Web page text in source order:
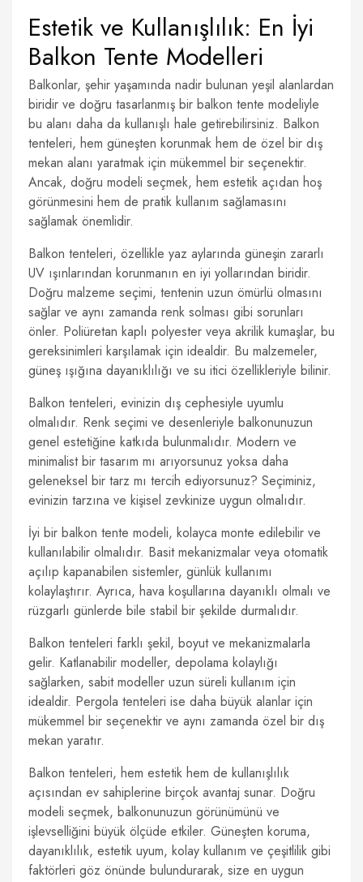
Estetik ve Kullanışlılık: En İyi
Balkon Tente Modelleri
Balkonlar, şehir yaşamında nadir bulunan yeşil alanlardan
biridir ve doğru tasarlanmış bir balkon tente modeliyle
bu alanı daha da kullanışlı hale getirebilirsiniz. Balkon
tenteleri, hem güneşten korunmak hem de özel bir dış
mekan alanı yaratmak için mükemmel bir seçenektir.
Ancak, doğru modeli seçmek, hem estetik açıdan hoş
görünmesini hem de pratik kullanım sağlamasını
sağlamak önemlidir.
Balkon tenteleri, özellikle yaz aylarında güneşin zararlı
UV ışınlarından korunmanın en iyi yollarından biridir.
Doğru malzeme seçimi, tentenin uzun ömürlü olmasını
sağlar ve aynı zamanda renk solması gibi sorunları
önler. Poliüretan kaplı polyester veya akrilik kumaşlar, bu
gereksinimleri karşılamak için idealdir. Bu malzemeler,
güneş ışığına dayanıklılığı ve su itici özellikleriyle bilinir.
Balkon tenteleri, evinizin dış cephesiyle uyumlu
olmalıdır. Renk seçimi ve desenleriyle balkonunuzun
genel estetiğine katkıda bulunmalıdır. Modern ve
minimalist bir tasarım mı arıyorsunuz yoksa daha
geleneksel bir tarz mı tercih ediyorsunuz? Seçiminiz,
evinizin tarzına ve kişisel zevkinize uygun olmalıdır.
İyi bir balkon tente modeli, kolayca monte edilebilir ve
kullanılabilir olmalıdır. Basit mekanizmalar veya otomatik
açılıp kapanabilen sistemler, günlük kullanımı
kolaylaştırır. Ayrıca, hava koşullarına dayanıklı olmalı ve
rüzgarlı günlerde bile stabil bir şekilde durmalıdır.
Balkon tenteleri farklı şekil, boyut ve mekanizmalarla
gelir. Katlanabilir modeller, depolama kolaylığı
sağlarken, sabit modeller uzun süreli kullanım için
idealdir. Pergola tenteleri ise daha büyük alanlar için
mükemmel bir seçenektir ve aynı zamanda özel bir dış
mekan yaratır.
Balkon tenteleri, hem estetik hem de kullanışlılık
açısından ev sahiplerine birçok avantaj sunar. Doğru
modeli seçmek, balkonunuzun görünümünü ve
işlevselliğini büyük ölçüde etkiler. Güneşten koruma,
dayanıklılık, estetik uyum, kolay kullanım ve çeşitlilik gibi
faktörleri göz önünde bulundurarak, size en uygun